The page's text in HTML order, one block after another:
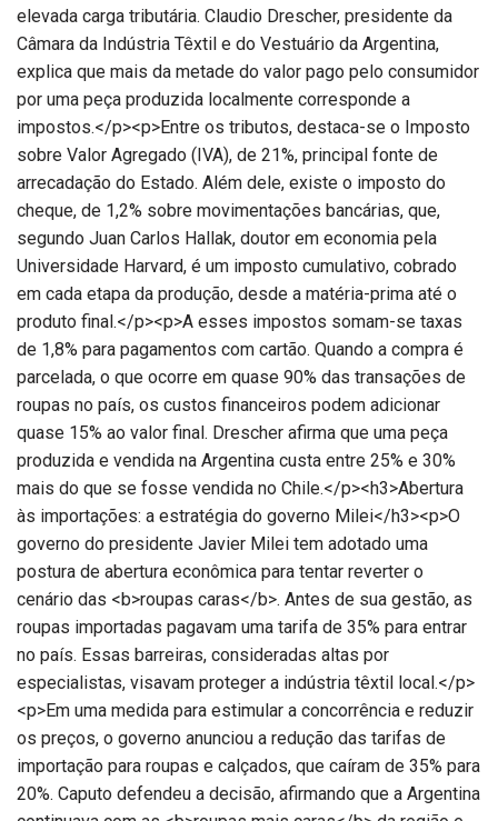
elevada carga tributária. Claudio Drescher, presidente da
Câmara da Indústria Têxtil e do Vestuário da Argentina,
explica que mais da metade do valor pago pelo consumidor
por uma peça produzida localmente corresponde a
impostos.</p><p>Entre os tributos, destaca-se o Imposto
sobre Valor Agregado (IVA), de 21%, principal fonte de
arrecadação do Estado. Além dele, existe o imposto do
cheque, de 1,2% sobre movimentações bancárias, que,
segundo Juan Carlos Hallak, doutor em economia pela
Universidade Harvard, é um imposto cumulativo, cobrado
em cada etapa da produção, desde a matéria-prima até o
produto final.</p><p>A esses impostos somam-se taxas
de 1,8% para pagamentos com cartão. Quando a compra é
parcelada, o que ocorre em quase 90% das transações de
roupas no país, os custos financeiros podem adicionar
quase 15% ao valor final. Drescher afirma que uma peça
produzida e vendida na Argentina custa entre 25% e 30%
mais do que se fosse vendida no Chile.</p><h3>Abertura
às importações: a estratégia do governo Milei</h3><p>O
governo do presidente Javier Milei tem adotado uma
postura de abertura econômica para tentar reverter o
cenário das <b>roupas caras</b>. Antes de sua gestão, as
roupas importadas pagavam uma tarifa de 35% para entrar
no país. Essas barreiras, consideradas altas por
especialistas, visavam proteger a indústria têxtil local.</p>
<p>Em uma medida para estimular a concorrência e reduzir
os preços, o governo anunciou a redução das tarifas de
importação para roupas e calçados, que caíram de 35% para
20%. Caputo defendeu a decisão, afirmando que a Argentina